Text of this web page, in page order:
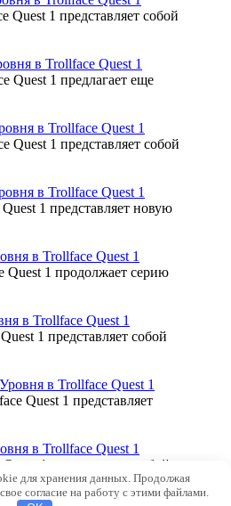
Quest 1 представляет собой
в Trollface Quest 1
Quest 1 предлагает еще
в Trollface Quest 1
Quest 1 представляет собой
в Trollface Quest 1
1 представляет новую
в Trollface Quest 1
Quest 1 продолжает серию
в Trollface Quest 1
1 представляет собой
в Trollface Quest 1
Quest 1 представляет
в Trollface Quest 1
1 представляет собой
игры на ПК
для хранения данных. Продолжая
согласие на работу с этими файлами.